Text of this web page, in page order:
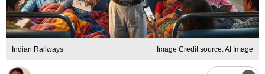
Indian Railways Image Credit source: AI Image